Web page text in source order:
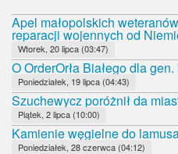
Apel małopolskich
reparacji wojennych od
Wtorek, 20 lipca (03:47)
O OrderOrła Białego dla
Poniedziałek, 19 lipca (04:43)
Szuchewycz poróżnił da
Piątek, 2 lipca (10:00)
Kamienie węgielne do
Poniedziałek, 28 czerwca (04:12)